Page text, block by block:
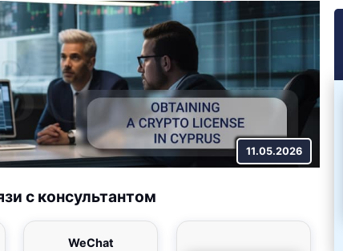
11.05.2026
с консультантом
WeChat